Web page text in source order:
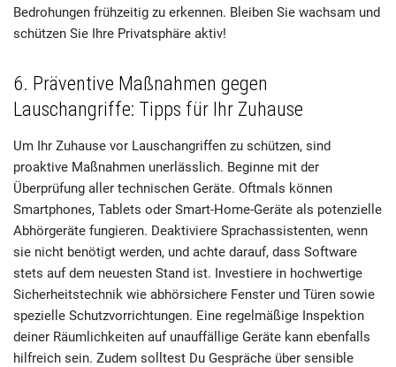
Bedrohungen frühzeitig zu erkennen. Bleiben Sie wachsam und
schützen Sie Ihre Privatsphäre aktiv!
6. Präventive Maßnahmen gegen
Lauschangriffe: Tipps für Ihr Zuhause
Um Ihr Zuhause vor Lauschangriffen zu schützen, sind
proaktive Maßnahmen unerlässlich. Beginne mit der
Überprüfung aller technischen Geräte. Oftmals können
Smartphones, Tablets oder Smart-Home-Geräte als potenzielle
Abhörgeräte fungieren. Deaktiviere Sprachassistenten, wenn
sie nicht benötigt werden, und achte darauf, dass Software
stets auf dem neuesten Stand ist. Investiere in hochwertige
Sicherheitstechnik wie abhörsichere Fenster und Türen sowie
spezielle Schutzvorrichtungen. Eine regelmäßige Inspektion
deiner Räumlichkeiten auf unauffällige Geräte kann ebenfalls
hilfreich sein. Zudem solltest Du Gespräche über sensible